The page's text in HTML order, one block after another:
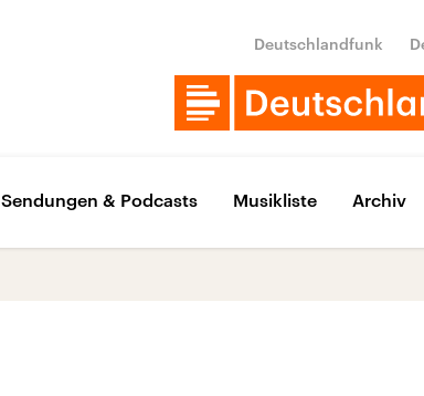
Deutschlandfunk
Sendungen & Podcasts Musikliste Archiv